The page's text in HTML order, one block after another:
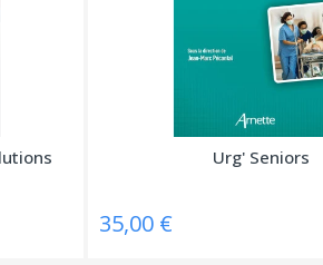
Urg' Seniors
35,00 €